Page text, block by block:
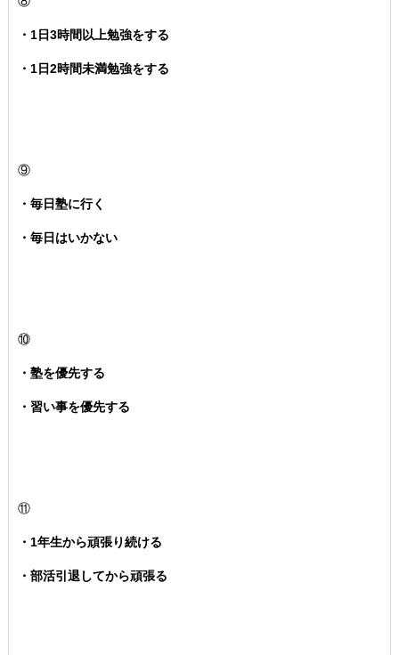
・1日3時間以上勉強をする
・1日2時間未満勉強をする
⑨
・毎日塾に行く
・毎日はいかない
⑩
・塾を優先する
・習い事を優先する
⑪
・1年生から頑張り続ける
・部活引退してから頑張る